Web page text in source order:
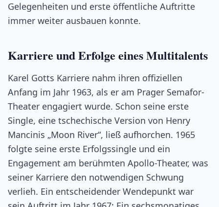
Gelegenheiten und erste öffentliche Auftritte
immer weiter ausbauen konnte.
Karriere und Erfolge eines Multitalents
Karel Gotts Karriere nahm ihren offiziellen
Anfang im Jahr 1963, als er am Prager Semafor-
Theater engagiert wurde. Schon seine erste
Single, eine tschechische Version von Henry
Mancinis „Moon River“, ließ aufhorchen. 1965
folgte seine erste Erfolgssingle und ein
Engagement am berühmten Apollo-Theater, was
seiner Karriere den notwendigen Schwung
verlieh. Ein entscheidender Wendepunkt war